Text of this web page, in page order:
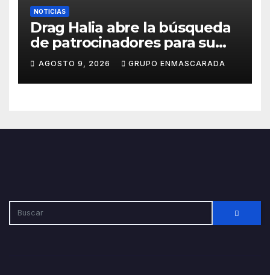
NOTICIAS
Drag Halia abre la búsqueda
de patrocinadores para su
participación en el Carnaval
de Las Palmas de Gran
Canaria 2027
AGOSTO 9, 2026 GRUPO ENMASCARADA